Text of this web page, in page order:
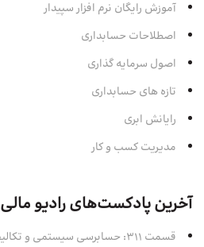
آموزش رایگان نرم افزار سپیدار
اصطلاحات حسابداری
اصول سرمایه‌ گذاری
تازه های حسابداری
رایانش ابری
مدیریت کسب و کار
آخرین پادکست‌های رادیو مالی
قسمت 311: حسابرسی سیستمی و تکالیف قانونی تابستان